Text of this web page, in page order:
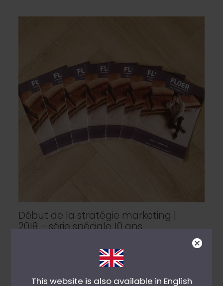
Début de la stratégie marketing |
2018 – série spéciale 10 ans
En 2018, Floer évolue d’un simple distributeur à
une marque pleinement vivante : chez les
revendeurs, les clients et en […]
This website is also available in English